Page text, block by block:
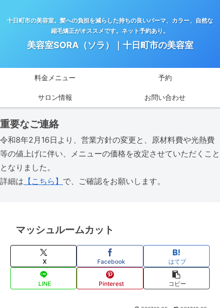
十日町市の美容室。髪への負担を減らした持ちの良いパーマ、カラー、自然な
縮毛矯正がオススメです。ネット予約あり。
美容室SORA（ソラ）｜十日町市の美容室
料金メニュー 予約
サロン情報 お問い合わせ
重要なご連絡
令和8年2月16日より、営業方針の変更と、原材料費や光熱費
等の値上げに伴い、メニューの価格を改定させていただくこと
となりました。
詳細は 【こちら】 で、ご確認をお願いします。
マッシュルームカット
X Facebook はてブ
LINE Pinterest コピー